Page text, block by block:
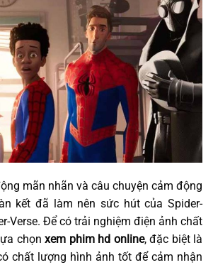
mãn nhãn và câu chuyện cảm động
kết đã làm nên sức hút của Spider-
Verse. Để có trải nghiệm điện ảnh chất
chọn xem phim hd online, đặc biệt là
chất lượng hình ảnh tốt để cảm nhận